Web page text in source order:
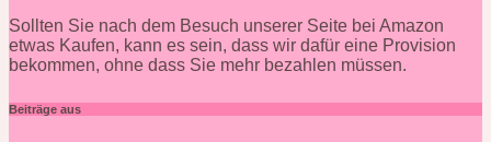
Sollten Sie nach dem Besuch unserer Seite bei Amazon
etwas Kaufen, kann es sein, dass wir dafür eine Provision
bekommen, ohne dass Sie mehr bezahlen müssen.
Beiträge aus